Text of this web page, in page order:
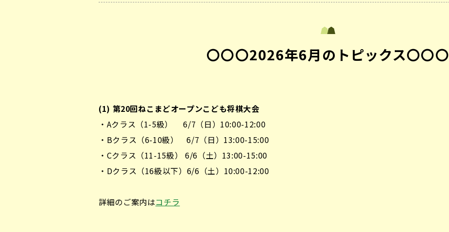
〇〇〇2026年6月のトピックス〇〇〇
(1) 第20回ねこまどオープンこども将棋大会
・Aクラス（1-5級） 6/7（日）10:00-12:00
・Bクラス（6-10級） 6/7（日）13:00-15:00
・Cクラス（11-15級） 6/6（土）13:00-15:00
・Dクラス（16級以下）6/6（土）10:00-12:00
詳細のご案内はコチラ